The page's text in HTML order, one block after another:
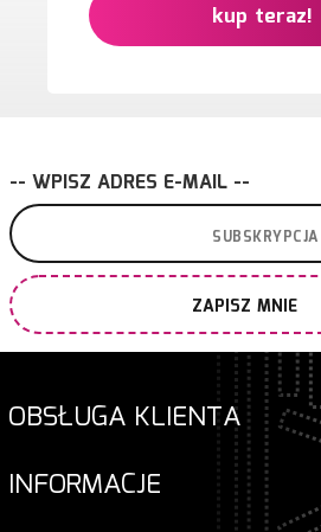
kup teraz!
-- WPISZ ADRES E-MAIL --
ZAPISZ MNIE
OBSŁUGA KLIENTA
INFORMACJE